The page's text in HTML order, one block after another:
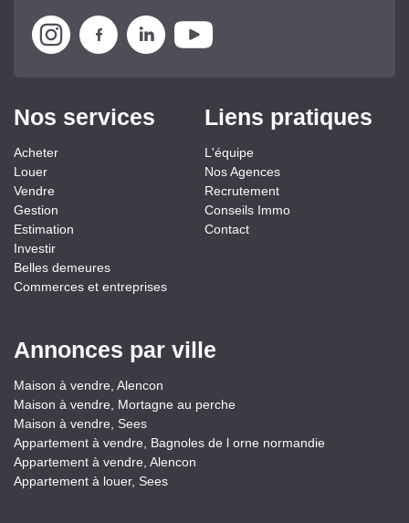
Nos services
Acheter
Louer
Vendre
Gestion
Estimation
Investir
Belles demeures
Commerces et entreprises
Liens pratiques
L'équipe
Nos Agences
Recrutement
Conseils Immo
Contact
Annonces par ville
Maison à vendre, Alencon
Maison à vendre, Mortagne au perche
Maison à vendre, Sees
Appartement à vendre, Bagnoles de l orne normandie
Appartement à vendre, Alencon
Appartement à louer, Sees